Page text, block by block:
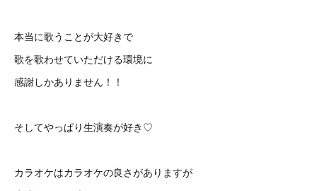
本当に歌うことが大好きで
歌を歌わせていただける環境に
感謝しかありません！！
そしてやっぱり生演奏が好き♡
カラオケはカラオケの良さがありますが